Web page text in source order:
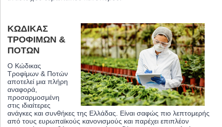
ΚΏΔΙΚΑΣ
ΤΡΟΦΊΜΩΝ &
ΠΟΤΏΝ
Ο Κώδικας
Τροφίμων & Ποτών
αποτελεί μια πλήρη
αναφορά,
προσαρμοσμένη
στις ιδιαίτερες
ανάγκες και συνθήκες της Ελλάδας. Είναι σαφώς πιο λεπτομερής
από τους ευρωπαϊκούς κανονισμούς και παρέχει επιπλέον